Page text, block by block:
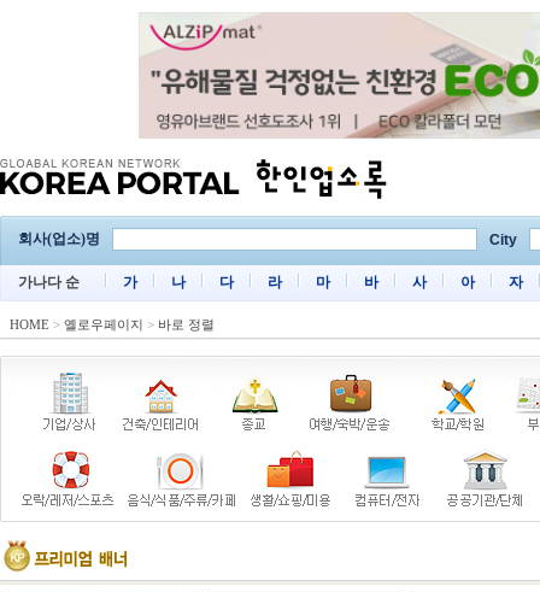
회사(업소)명 City
가나다 순 가 나 다 라 마 바 사 아 자
HOME > 옐로우페이지 > 바로 정렬